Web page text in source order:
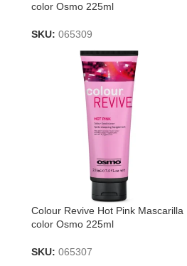
color Osmo 225ml
SKU: 065309
Colour Revive Hot Pink Mascarilla
color Osmo 225ml
SKU: 065307